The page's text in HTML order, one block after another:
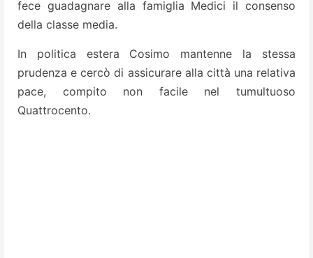
fece guadagnare alla famiglia Medici il consenso
della classe media.
In politica estera Cosimo mantenne la stessa
prudenza e cercò di assicurare alla città una relativa
pace, compito non facile nel tumultuoso
Quattrocento.